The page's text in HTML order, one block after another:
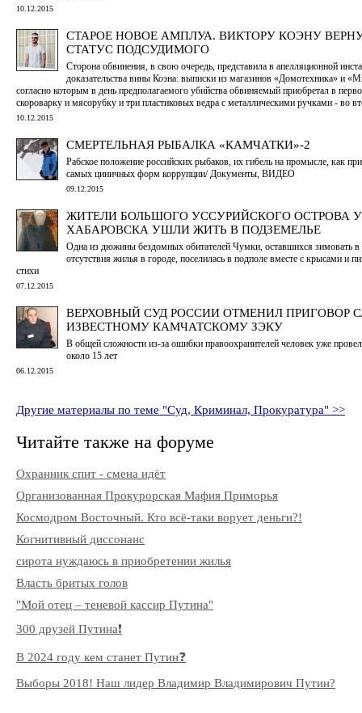
10.12.2015
СТАРОЕ НОВОЕ АМПЛУА. ВИКТОРУ КОЭНУ
СТАТУС ПОДСУДИМОГО
Сторона обвинения, в свою очередь, представила в апелляционной
доказательства вины Коэна: выписки из магазинов «Домотехника» и
согласно которым в день предполагаемого убийства обвиняемый приобретал в
скороварку и мясорубку и три пластиковых ведра с металлическими ручками - во
10.12.2015
СМЕРТЕЛЬНАЯ РЫБАЛКА «КАМЧАТКИ»-2
Рабское положение российских рыбаков, их гибель на промысле, как
самых циничных форм коррупции/ Документы, ВИДЕО
09.12.2015
ЖИТЕЛИ БОЛЬШОГО УССУРИЙСКОГО ОСТРОВА У
ХАБАРОВСКА УШЛИ ЖИТЬ В ПОДЗЕМЕЛЬЕ
Одна из дюжины бездомных обитателей Чумки, оставшихся зимовать в
отсутствия жилья в городе, поселилась в подполе вместе с крысами и
стихи
07.12.2015
ВЕРХОВНЫЙ СУД РОССИИ ОТМЕНИЛ ПРИГОВОР
ИЗВЕСТНОМУ КАМЧАТСКОМУ ЗЭКУ
В общей сложности из-за ошибки правоохранителей человек уже
около 15 лет
06.12.2015
Другие материалы по теме "Суд, Криминал, Прокуратура" >>
Читайте также на форуме
Охранник спит - смена идёт
Организованная Прокурорская Мафия Приморья
Космодром Восточный. Кто всё-таки ворует деньги?!
Когнитивный диссонанс
сирота нуждаюсь в приобретении жилья
Власть бритых голов
"Мой отец – теневой кассир Путина"
300 друзей Путина❗️
В 2024 году кем станет Путин❓
Выборы 2018! Наш лидер Владимир Владимирович Путин?